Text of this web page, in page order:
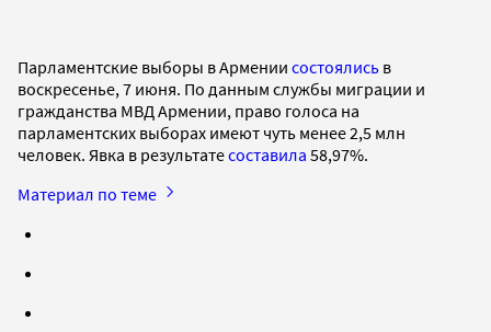
Парламентские выборы в Армении состоялись в
воскресенье, 7 июня. По данным службы миграции и
гражданства МВД Армении, право голоса на
парламентских выборах имеют чуть менее 2,5 млн
человек. Явка в результатесоставила 58,97%.
Материал по теме